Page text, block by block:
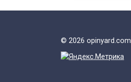
© 2026 opinyard.com